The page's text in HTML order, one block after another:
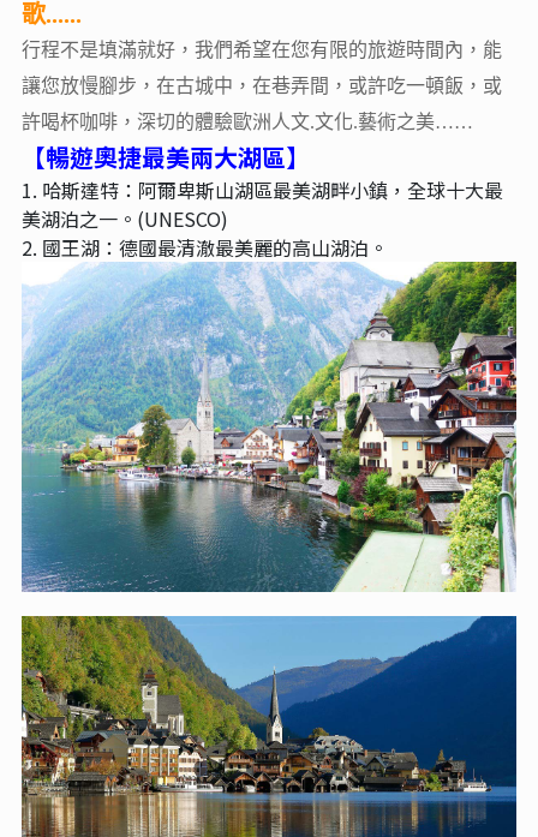
歌......
行程不是填滿就好，我們希望在您有限的旅遊時間內，能
讓您放慢腳步，在古城中，在巷弄間，或許吃一頓飯，或
許喝杯咖啡，深切的體驗歐洲人文.文化.藝術之美……
【暢遊奧捷最美兩大湖區】
1. 哈斯達特：阿爾卑斯山湖區最美湖畔小鎮，全球十大最
美湖泊之一。(UNESCO)
2. 國王湖：德國最清澈最美麗的高山湖泊。